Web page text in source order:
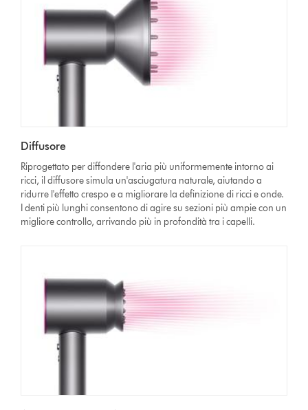
Diffusore
Riprogettato per diffondere l'aria più uniformemente intorno ai
ricci, il diffusore simula un'asciugatura naturale, aiutando a
ridurre l'effetto crespo e a migliorare la definizione di ricci e onde.
I denti più lunghi consentono di agire su sezioni più ampie con un
migliore controllo, arrivando più in profondità tra i capelli.